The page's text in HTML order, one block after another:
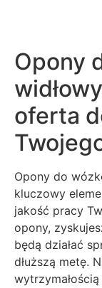
Opony
oferta
Opony do
kluczowy
jakość pracy
opony,
będą działać
dłuższą metę.